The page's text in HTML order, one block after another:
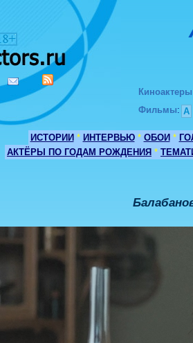
Киноактеры
Фильмы: А
ИСТОРИИ * ИНТЕРВЬЮ * ОБОИ *
АКТЁРЫ ПО ГОДАМ РОЖДЕНИЯ *